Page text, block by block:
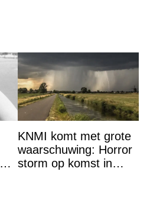
KNMI komt met grote
waarschuwing: Horror
storm op komst in